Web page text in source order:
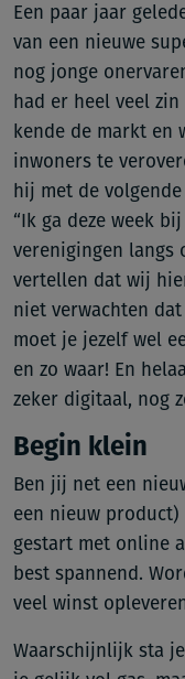
Een paar jaar
van een nieuwe
nog jonge
had er heel veel
kende de markt en
inwoners te
hij met de
“Ik ga deze week
verenigingen langs
vertellen dat wij
niet verwachten
moet je jezelf wel
en zo waar! En
zeker digitaal, nog
Begin klein
Ben jij net een
een nieuw
gestart met online
best spannend.
veel winst
Waarschijnlijk sta